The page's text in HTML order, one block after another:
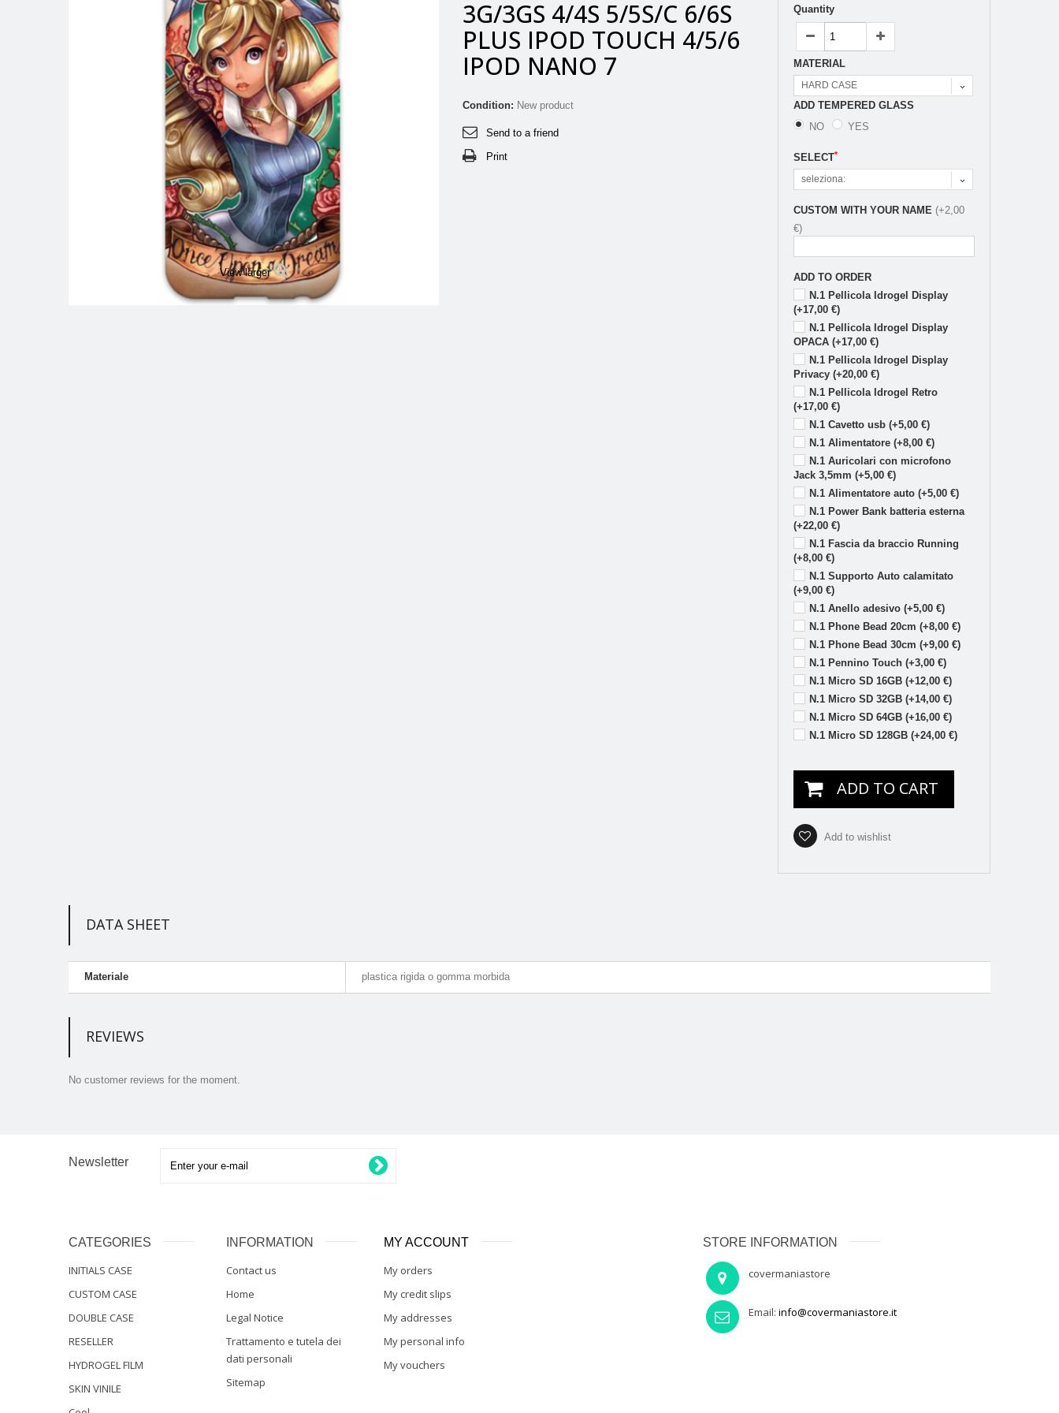
View larger
3G/3GS 4/4S 5/5S/C 6/6S
PLUS IPOD TOUCH 4/5/6
IPOD NANO 7
Condition: New product
Send to a friend
Print
Quantity
MATERIAL
HARD CASE
ADD TEMPERED GLASS
NO
YES
SELECT*
seleziona:
CUSTOM WITH YOUR NAME (+2,00
€)
ADD TO ORDER
N.1 Pellicola Idrogel Display
(+17,00 €)
N.1 Pellicola Idrogel Display
OPACA (+17,00 €)
N.1 Pellicola Idrogel Display
Privacy (+20,00 €)
N.1 Pellicola Idrogel Retro
(+17,00 €)
N.1 Cavetto usb (+5,00 €)
N.1 Alimentatore (+8,00 €)
N.1 Auricolari con microfono
Jack 3,5mm (+5,00 €)
N.1 Alimentatore auto (+5,00 €)
N.1 Power Bank batteria esterna
(+22,00 €)
N.1 Fascia da braccio Running
(+8,00 €)
N.1 Supporto Auto calamitato
(+9,00 €)
N.1 Anello adesivo (+5,00 €)
N.1 Phone Bead 20cm (+8,00 €)
N.1 Phone Bead 30cm (+9,00 €)
N.1 Pennino Touch (+3,00 €)
N.1 Micro SD 16GB (+12,00 €)
N.1 Micro SD 32GB (+14,00 €)
N.1 Micro SD 64GB (+16,00 €)
N.1 Micro SD 128GB (+24,00 €)
ADD TO CART
Add to wishlist
DATA SHEET
Materiale plastica rigida o gomma morbida
REVIEWS
No customer reviews for the moment.
Newsletter
CATEGORIES
INITIALS CASE
CUSTOM CASE
DOUBLE CASE
RESELLER
HYDROGEL FILM
SKIN VINILE
INFORMATION
Contact us
Home
Legal Notice
Trattamento e tutela dei
dati personali
Sitemap
MY ACCOUNT
My orders
My credit slips
My addresses
My personal info
My vouchers
STORE INFORMATION
covermaniastore
Email: info@covermaniastore.it